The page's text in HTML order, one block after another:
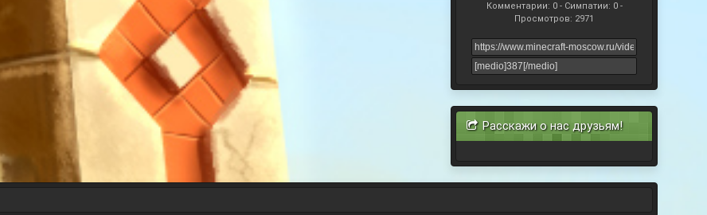
Комментарии: 0 - Симпатии: 0 -
Просмотров: 2971
Расскажи о нас друзьям!